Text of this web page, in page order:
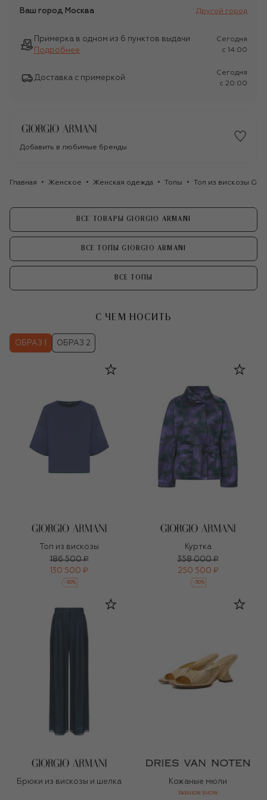
Ваш город Москва Другой город
Примерка в одном из 6 пунктов выдачи
Подробнее
Сегодня
c 14:00
Доставка с примеркой
Сегодня
c 20:00
Добавить в любимые бренды
Главная Женское Женская одежда Топы Топ из вискозы
ВСЕ ТОВАРЫ GIORGIO ARMANI
ВСЕ ТОПЫ GIORGIO ARMANI
ВСЕ ТОПЫ
С ЧЕМ НОСИТЬ
ОБРАЗ 1 ОБРАЗ 2
Топ из вискозы
186 500 ₽
130 500 ₽
-30%
Куртка
358 000 ₽
250 500 ₽
-30%
Брюки из вискозы и шелка Кожаные мюли
FASHION SHOW